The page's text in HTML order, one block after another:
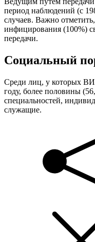
период наблюдений (с
случаев. Важно
инфицирования (100%)
передачи.
Социальный
Среди лиц, у которых
году, более половины
специальностей,
служащие.